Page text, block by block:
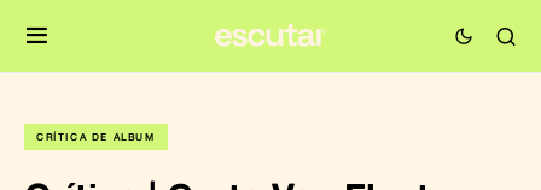
CRÍTICA DE ÁLBUM